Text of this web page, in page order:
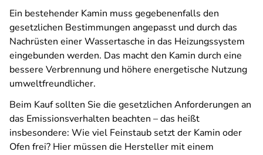
Ein bestehender Kamin muss gegebenenfalls den
gesetzlichen Bestimmungen angepasst und durch das
Nachrüsten einer Wassertasche in das Heizungssystem
eingebunden werden. Das macht den Kamin durch eine
bessere Verbrennung und höhere energetische Nutzung
umweltfreundlicher.
Beim Kauf sollten Sie die gesetzlichen Anforderungen an
das Emissionsverhalten beachten – das heißt
insbesondere: Wie viel Feinstaub setzt der Kamin oder
Ofen frei? Hier müssen die Hersteller mit einem